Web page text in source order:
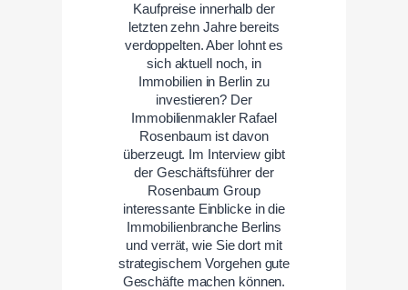
Kaufpreise innerhalb der
letzten zehn Jahre bereits
verdoppelten. Aber lohnt es
sich aktuell noch, in
Immobilien in Berlin zu
investieren? Der
Immobilienmakler Rafael
Rosenbaum ist davon
überzeugt. Im Interview gibt
der Geschäftsführer der
Rosenbaum Group
interessante Einblicke in die
Immobilienbranche Berlins
und verrät, wie Sie dort mit
strategischem Vorgehen gute
Geschäfte machen können.